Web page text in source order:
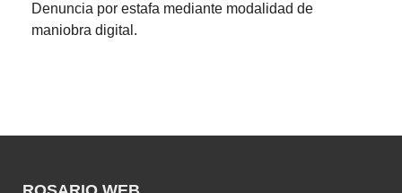
Denuncia por estafa mediante modalidad de
maniobra digital.